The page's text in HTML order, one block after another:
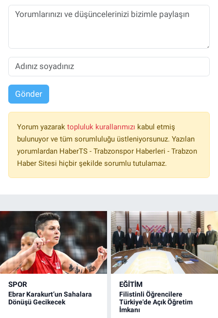
Gönder
Yorum yazarak topluluk kurallarımızı kabul etmiş
bulunuyor ve tüm sorumluluğu üstleniyorsunuz. Yazılan
yorumlardan HaberTS - Trabzonspor Haberleri - Trabzon
Haber Sitesi hiçbir şekilde sorumlu tutulamaz.
SPOR
Ebrar Karakurt’un Sahalara
Dönüşü Gecikecek
EĞİTİM
Filistinli Öğrencilere
Türkiye'de Açık Öğretim
İmkanı